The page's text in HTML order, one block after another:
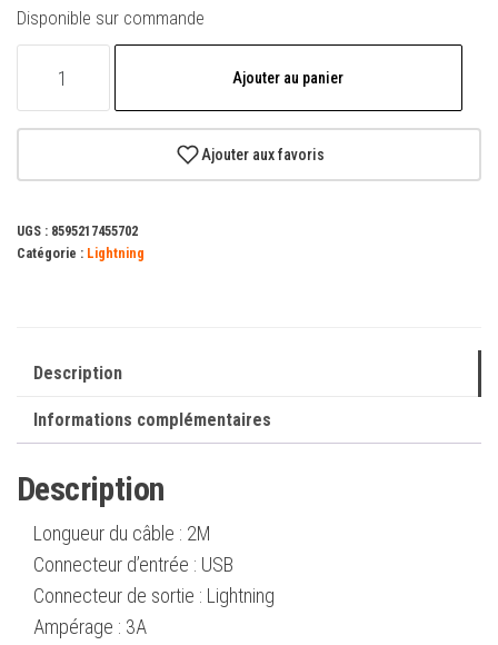
Disponible sur commande
TEXTILE
/
Ajouter au panier
Ajouter aux favoris
UGS : 8595217455702
Catégorie : Lightning
Description
Informations complémentaires
Description
Longueur du câble : 2M
Connecteur d’entrée : USB
Connecteur de sortie : Lightning
Ampérage : 3A